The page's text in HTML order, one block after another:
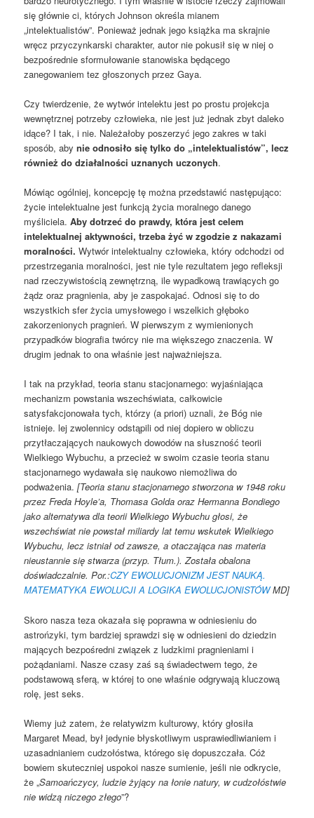
się głównie ci, których Johnson określa mianem
„intelektualistów”. Ponieważ jednak jego książka ma skrajnie
wręcz przyczynkarski charakter, autor nie pokusił się w niej o
bezpośrednie sformułowanie stanowiska będącego
zanegowaniem tez głoszonych przez Gaya.
Czy twierdzenie, że wytwór intelektu jest po prostu projekcja
wewnętrznej potrzeby człowieka, nie jest już jednak zbyt daleko
idące? I tak, i nie. Należałoby poszerzyć jego zakres w taki
sposób, abynie odnosiło się tylko do „intelektualistów”, lecz
również do działalności uznanych uczonych.
Mówiąc ogólniej, koncepcję tę można przedstawić następująco:
życie intelektualne jest funkcją życia moralnego danego
myśliciela.Aby dotrzeć do prawdy, która jest celem
intelektualnej aktywności, trzeba żyć w zgodzie z nakazami
moralności. Wytwór intelektualny człowieka, który odchodzi od
przestrzegania moralności, jest nie tyle rezultatem jego refleksji
nad rzeczywistością zewnętrzną, ile wypadkową trawiących go
żądz oraz pragnienia, aby je zaspokajać. Odnosi się to do
wszystkich sfer życia umysłowego i wszelkich głęboko
zakorzenionych pragnień. W pierwszym z wymienionych
przypadków biografia twórcy nie ma większego znaczenia. W
drugim jednak to ona właśnie jest najważniejsza.
I tak na przykład, teoria stanu stacjonarnego: wyjaśniająca
mechanizm powstania wszechświata, całkowicie
satysfakcjonowała tych, którzy (a priori) uznali, że Bóg nie
istnieje. lej zwolennicy odstąpili od niej dopiero w obliczu
przytłaczających naukowych dowodów na słuszność teorii
Wielkiego Wybuchu, a przecież w swoim czasie teoria stanu
stacjonarnego wydawała się naukowo niemożliwa do
podważenia. [Teoria stanu stacjonarnego stworzona w 1948 roku
przez Freda Hoyle’a, Thomasa Golda oraz Hermanna Bondiego
jako alternatywa dla teorii Wielkiego Wybuchu głosi, że
wszechświat nie powstał miliardy lat temu wskutek Wielkiego
Wybuchu, lecz istniał od zawsze, a otaczająca nas materia
nieustannie się stwarza (przyp. Tłum.). Została obalona
doświadczalnie.Por.:CZY EWOLUCJONIZM JEST NAUKĄ.
MATEMATYKA EWOLUCJI A LOGIKA EWOLUCJONISTÓW MD]
Skoro nasza teza okazała się poprawna w odniesieniu do
astrońzyki, tym bardziej sprawdzi się w odniesieni do dziedzin
mających bezpośredni związek z ludzkimi pragnieniami i
pożądaniami. Nasze czasy zaś są świadectwem tego, że
podstawową sferą, w której to one właśnie odgrywają kluczową
rolę, jest seks.
Wiemy już zatem, że relatywizm kulturowy, który głosiła
Margaret Mead, był jedynie błyskotliwym usprawiedliwianiem i
uzasadnianiem cudzołóstwa, którego się dopuszczała. Cóż
bowiem skuteczniej uspokoi nasze sumienie, jeśli nie odkrycie,
że „Samoańczycy, ludzie żyjący na łonie natury, w cudzołóstwie
nie widzą niczego złego”?